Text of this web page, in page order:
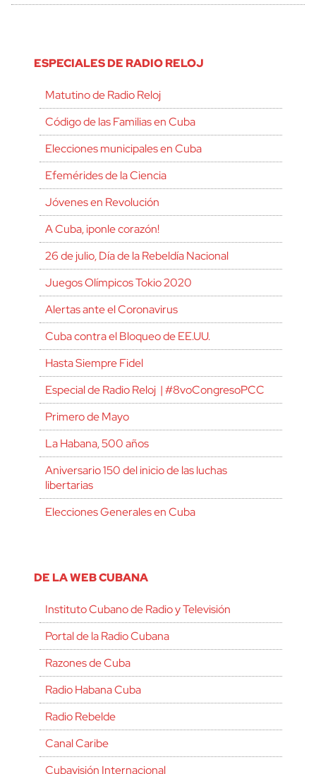
ESPECIALES DE RADIO RELOJ
Matutino de Radio Reloj
Código de las Familias en Cuba
Elecciones municipales en Cuba
Efemérides de la Ciencia
Jóvenes en Revolución
A Cuba, ¡ponle corazón!
26 de julio, Día de la Rebeldía Nacional
Juegos Olímpicos Tokio 2020
Alertas ante el Coronavirus
Cuba contra el Bloqueo de EE.UU.
Hasta Siempre Fidel
Especial de Radio Reloj | #8voCongresoPCC
Primero de Mayo
La Habana, 500 años
Aniversario 150 del inicio de las luchas
libertarias
Elecciones Generales en Cuba
DE LA WEB CUBANA
Instituto Cubano de Radio y Televisión
Portal de la Radio Cubana
Razones de Cuba
Radio Habana Cuba
Radio Rebelde
Canal Caribe
Cubavisión Internacional